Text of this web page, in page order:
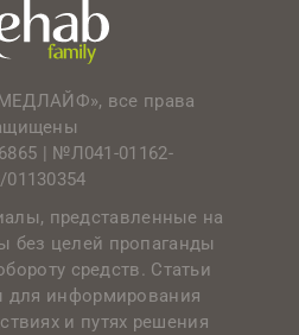
все права
| №Л041-01162-
01130354
представленные на
без целей пропаганды
средств. Статьи
для информирования
и путях решения